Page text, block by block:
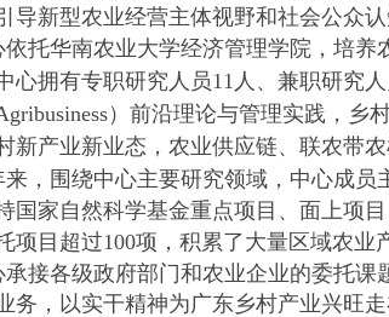
导新型农业经营主体视野和社会公众认
依托华南农业大学经济管理学院，培养
心拥有专职研究人员11 人、兼职研究
） 前沿理论与管理实践，乡
新产业新业态，农业供应链、联农带
来，围绕中心主要研究领域，中心成
国家自然科学基金重点项目、面上项
项目超过100项 ，积累了大量区域农业
承接各级政府部门和农业企业的委托
务，以实干精神为广东乡村产业兴旺